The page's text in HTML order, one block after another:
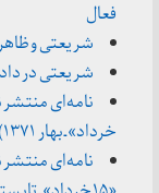
فعال
شریعتی و ظاهر
شریعتی در
خرداد» ـ بهار ۱۳۷۱)
نامه‌ای